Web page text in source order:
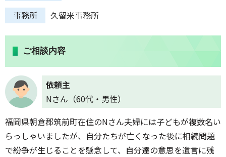
事務所
久留米事務所
ご相談内容
依頼主
Nさん（60代・男性）
福岡県朝倉郡筑前町在住のNさん夫婦には子どもが複数名い
らっしゃいましたが、自分たちが亡くなった後に相続問題
で紛争が生じることを懸念して、自分達の意思を遺言に残